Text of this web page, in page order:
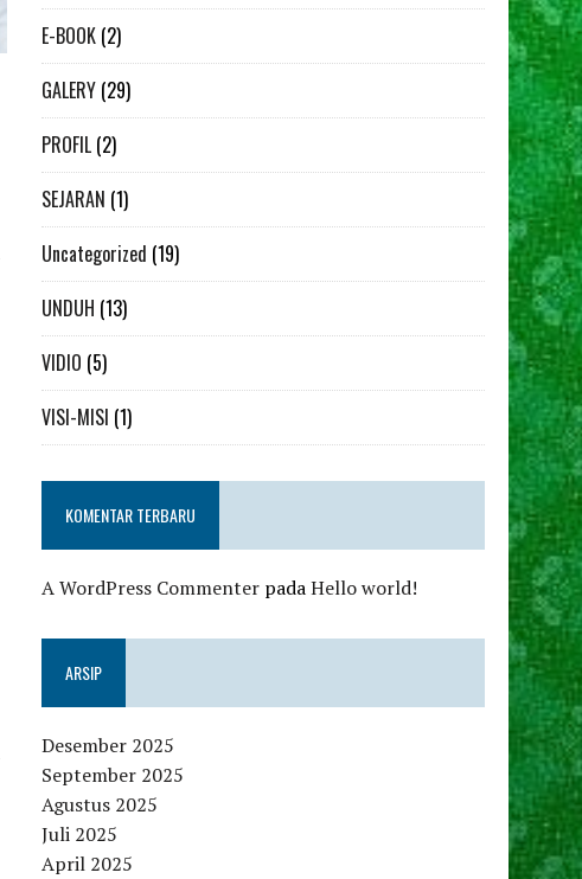
E-BOOK (2)
GALERY (29)
PROFIL (2)
SEJARAN (1)
Uncategorized (19)
UNDUH (13)
VIDIO (5)
VISI-MISI (1)
KOMENTAR TERBARU
A WordPress Commenter padaHello world!
ARSIP
Desember 2025
September 2025
Agustus 2025
Juli 2025
April 2025